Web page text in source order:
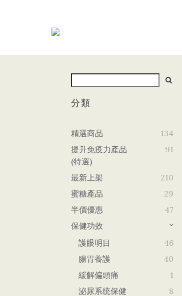
分類
精選商品
134
提升免疫力產品
(特選)
91
最新上架
210
蜜糖產品
29
半價優惠
47
保健功效
護眼明目
46
腸胃養護
40
緩解偏頭痛
1
泌尿系统保健
8